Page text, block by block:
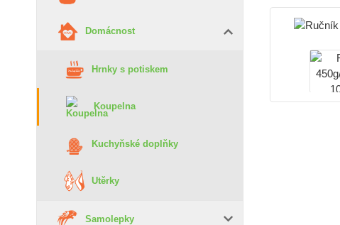
Domácnost
Hrnky s potiskem
Koupelna
Kuchyňské doplňky
Utěrky
Samolepky